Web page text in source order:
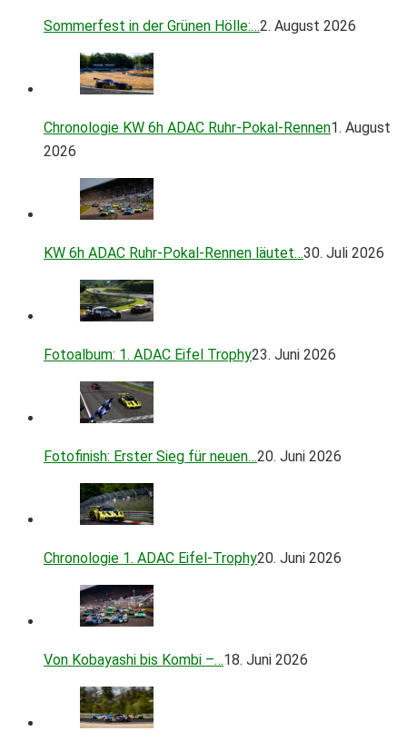
Sommerfest in der Grünen Hölle:…2. August 2026
Chronologie KW 6h ADAC Ruhr-Pokal-Rennen1. August
2026
KW 6h ADAC Ruhr-Pokal-Rennen läutet…30. Juli 2026
Fotoalbum: 1. ADAC Eifel Trophy23. Juni 2026
Fotofinish: Erster Sieg für neuen…20. Juni 2026
Chronologie 1. ADAC Eifel-Trophy20. Juni 2026
Von Kobayashi bis Kombi –…18. Juni 2026